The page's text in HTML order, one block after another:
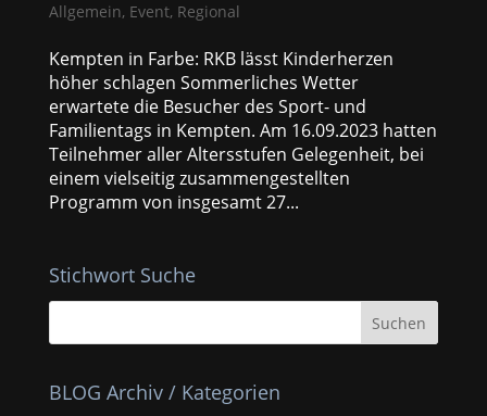
Allgemein, Event, Regional
Kempten in Farbe: RKB lässt Kinderherzen
höher schlagen Sommerliches Wetter
erwartete die Besucher des Sport- und
Familientags in Kempten. Am 16.09.2023 hatten
Teilnehmer aller Altersstufen Gelegenheit, bei
einem vielseitig zusammengestellten
Programm von insgesamt 27...
Stichwort Suche
BLOG Archiv / Kategorien